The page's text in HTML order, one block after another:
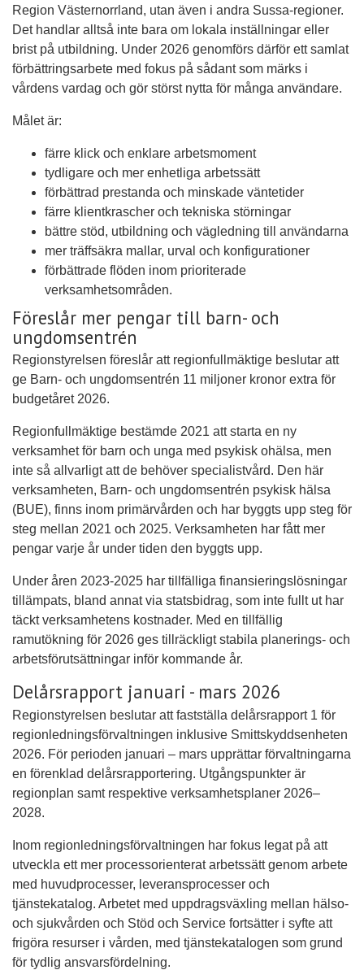
Region Västernorrland, utan även i andra Sussa-regioner.
Det handlar alltså inte bara om lokala inställningar eller
brist på utbildning. Under 2026 genomförs därför ett samlat
förbättringsarbete med fokus på sådant som märks i
vårdens vardag och gör störst nytta för många användare.
Målet är:
färre klick och enklare arbetsmoment
tydligare och mer enhetliga arbetssätt
förbättrad prestanda och minskade väntetider
färre klientkrascher och tekniska störningar
bättre stöd, utbildning och vägledning till användarna
mer träffsäkra mallar, urval och konfigurationer
förbättrade flöden inom prioriterade
verksamhetsområden.
Föreslår mer pengar till barn- och
ungdomsentrén
Regionstyrelsen föreslår att regionfullmäktige beslutar att
ge Barn- och ungdomsentrén 11 miljoner kronor extra för
budgetåret 2026.
Regionfullmäktige bestämde 2021 att starta en ny
verksamhet för barn och unga med psykisk ohälsa, men
inte så allvarligt att de behöver specialistvård. Den här
verksamheten, Barn- och ungdomsentrén psykisk hälsa
(BUE), finns inom primärvården och har byggts upp steg för
steg mellan 2021 och 2025. Verksamheten har fått mer
pengar varje år under tiden den byggts upp.
Under åren 2023-2025 har tillfälliga finansieringslösningar
tillämpats, bland annat via statsbidrag, som inte fullt ut har
täckt verksamhetens kostnader. Med en tillfällig
ramutökning för 2026 ges tillräckligt stabila planerings- och
arbetsförutsättningar inför kommande år.
Delårsrapport januari - mars 2026
Regionstyrelsen beslutar att fastställa delårsrapport 1 för
regionledningsförvaltningen inklusive Smittskyddsenheten
2026. För perioden januari – mars upprättar förvaltningarna
en förenklad delårsrapportering. Utgångspunkter är
regionplan samt respektive verksamhetsplaner 2026–
2028.
Inom regionledningsförvaltningen har fokus legat på att
utveckla ett mer processorienterat arbetssätt genom arbete
med huvudprocesser, leveransprocesser och
tjänstekatalog. Arbetet med uppdragsväxling mellan hälso-
och sjukvården och Stöd och Service fortsätter i syfte att
frigöra resurser i vården, med tjänstekatalogen som grund
för tydlig ansvarsfördelning.